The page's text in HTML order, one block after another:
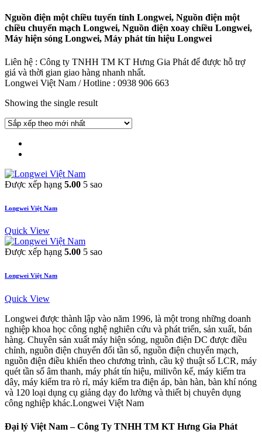
Nguồn điện một chiều tuyến tính Longwei, Nguồn điện một
chiều chuyển mạch Longwei, Nguồn điện xoay chiều Longwei,
Máy hiện sóng Longwei, Máy phát tín hiệu Longwei
Liên hệ : Công ty TNHH TM KT Hưng Gia Phát để được hỗ trợ
giá và thời gian giao hàng nhanh nhất.
Longwei Việt Nam / Hotline : 0938 906 663
Showing the single result
Được xếp hạng 5.00 5 sao
Longwei Việt Nam
Quick View
Được xếp hạng 5.00 5 sao
Longwei Việt Nam
Quick View
Longwei được thành lập vào năm 1996, là một trong những doanh
nghiệp khoa học công nghệ nghiên cứu và phát triển, sản xuất, bán
hàng. Chuyên sản xuất máy hiện sóng, nguồn điện DC được điều
chỉnh, nguồn điện chuyển đổi tần số, nguồn điện chuyển mạch,
nguồn điện điều khiển theo chương trình, cầu kỹ thuật số LCR, máy
quét tần số âm thanh, máy phát tín hiệu, milivôn kế, máy kiểm tra
dây, máy kiểm tra rò rỉ, máy kiểm tra điện áp, bàn hàn, bàn khí nóng
và 120 loại dụng cụ giảng dạy đo lường và thiết bị chuyên dụng
công nghiệp khác.Longwei Việt Nam
Đại lý Việt Nam – Công Ty TNHH TM KT Hưng Gia Phát